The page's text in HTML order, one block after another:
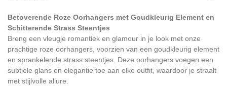
Betoverende Roze Oorhangers met Goudkleurig Element en
Schitterende Strass Steentjes
Breng een vleugje romantiek en glamour in je look met onze
prachtige roze oorhangers, voorzien van een goudkleurig element
en sprankelende strass steentjes. Deze oorhangers voegen een
subtiele glans en elegantie toe aan elke outfit, waardoor je straalt
met stijlvolle allure.